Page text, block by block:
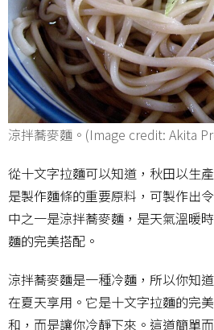
涼拌蕎麥麵。(Image credit: Akita
從十文字拉麵可以知道，秋田以生
是製作麵條的重要原料，可製作出
中之一是涼拌蕎麥麵，是天氣溫暖
麵的完美搭配。
涼拌蕎麥麵是一種冷麵，所以你知
在夏天享用。它是十文字拉麵的完
和，而是讓你冷靜下來。這道簡單